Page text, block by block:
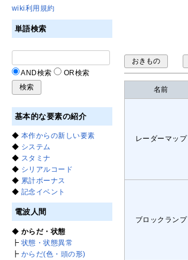
おきもの
名前
レーダーマップ
ブロックランプ
wiki利用規約
単語検索
AND検索 OR検索
基本的な要素の紹介
◆ 本作からの新しい要素
◆ システム
◆ スタミナ
◆ シリアルコード
◆ 累計ボーナス
◆ 記念イベント
電波人間
◆ からだ・状態
┣ 状態・状態異常
┣ からだ(色・頭の形)